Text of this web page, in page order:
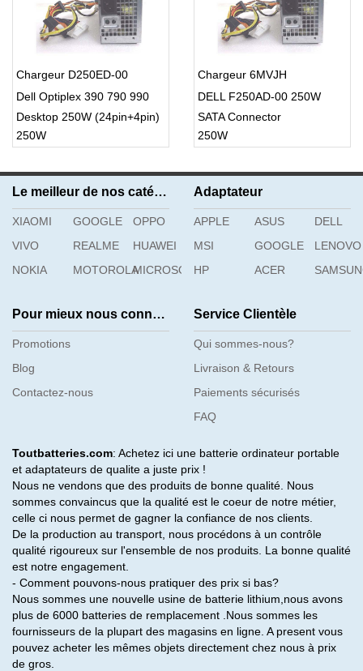
Chargeur D250ED-00
Dell Optiplex 390 790 990
Desktop 250W (24pin+4pin)
SATA Connector
250W
Chargeur 6MVJH
DELL F250AD-00 250W
SATA Connector
(24pin+4pin)
250W
Le meilleur de nos catégories
XIAOMI GOOGLE
OPPO
VIVO
REALME
HUAWEI
NOKIA
MOTOROLAMICROSOFT
Adaptateur
APPLE ASUS
DELL
MSI
GOOGLE
LENOVO
HP
ACER
Pour mieux nous connaître
Promotions
Blog
Contactez-nous
Service Clientèle
Qui sommes-nous?
Livraison & Retours
Paiements sécurisés
FAQ
Toutbatteries.com: Achetez ici une batterie ordinateur portable
et adaptateurs de qualite a juste prix !
Nous ne vendons que des produits de bonne qualité. Nous
sommes convaincus que la qualité est le coeur de notre métier,
celle ci nous permet de gagner la confiance de nos clients.
De la production au transport, nous procédons à un contrôle
qualité rigoureux sur l'ensemble de nos produits. La bonne qualité
est notre engagement.
- Comment pouvons-nous pratiquer des prix si bas?
Nous sommes une nouvelle usine de batterie lithium,nous avons
plus de 6000 batteries de remplacement .Nous sommes les
fournisseurs de la plupart des magasins en ligne. A present vous
pouvez acheter les mêmes objets directement chez nous à prix
de gros.